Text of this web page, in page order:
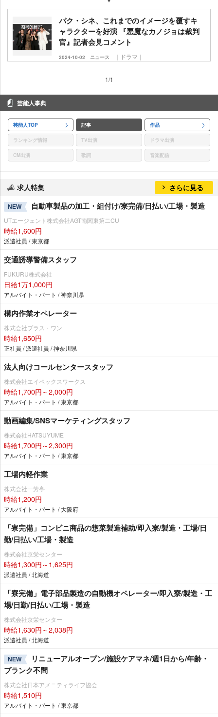
パク・シネ、これまでのイメージを覆すキ
ャラクターを好演 『悪魔なカノジョは裁判
官』記者会見コメント
2024-10-02 ニュース ｜ドラマ｜
1/1
芸能人事典
芸能人TOP 記事 作品
ランキング情報 TV出演 ドラマ出演
CM出演 歌詞 音楽配信
求人特集 さらに見る
NEW 自動車製品の加工・組付け/寮完備/日払い/工場・製造
UTエージェント株式会社AGT南関東第二CU
時給1,600円
派遣社員 / 東京都
交通誘導警備スタッフ
FUKURU株式会社
日給1万1,000円
アルバイト・パート / 神奈川県
構内作業オペレーター
株式会社プラス・ワン
時給1,650円
正社員 / 派遣社員 / 神奈川県
法人向けコールセンタースタッフ
株式会社エイペックスワークス
時給1,700円～2,000円
アルバイト・パート / 東京都
動画編集/SNSマーケティングスタッフ
株式会社HATSUYUME
時給1,700円～2,300円
アルバイト・パート / 東京都
工場内軽作業
株式会社一芳亭
時給1,200円
アルバイト・パート / 大阪府
「寮完備」コンビニ商品の惣菜製造補助/即入寮/製造・工場/日
勤/日払い/工場・製造
株式会社京栄センター
時給1,300円～1,625円
派遣社員 / 北海道
「寮完備」電子部品製造の自動機オペレーター/即入寮/製造・工
場/日勤/日払い/工場・製造
株式会社京栄センター
時給1,630円～2,038円
派遣社員 / 北海道
NEW
リニューアルオープン/施設ケアマネ/週1日から/年齢・
ブランク不問
株式会社日本アメニティライフ協会
時給1,510円
アルバイト・パート / 東京都